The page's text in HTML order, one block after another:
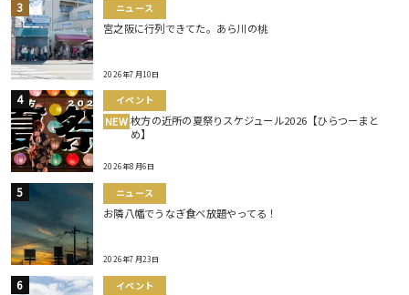
ニュース
宮之阪に行列できてた。あら川の桃
2026年7月10日
イベント
NEW 枚方の近所の夏祭りスケジュール2026【ひらつーまと
め】
2026年8月6日
ニュース
お隣八幡でうなぎ食べ放題やってる！
2026年7月23日
イベント